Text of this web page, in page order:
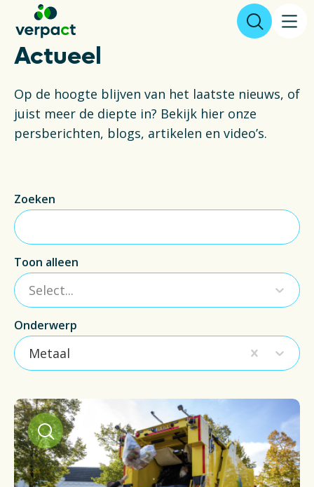
Over ons
Verpakkingen
Inzameling & Recycling
Wetgeving
Actueel
Veelgestelde vragen
Verpakkingencatalogus
Pers
Contact
Actueel
Op de hoogte blijven van het laatste nieuws, of
juist meer de diepte in? Bekijk hier onze
persberichten, blogs, artikelen en video’s.
Zoeken
Toon alleen
Select...
Onderwerp
Metaal